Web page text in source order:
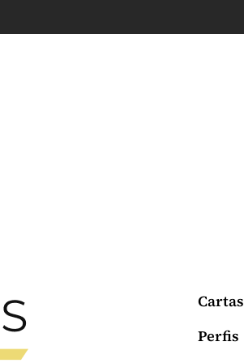
Cartas
Perfis